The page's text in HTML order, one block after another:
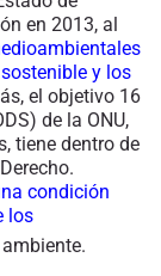
en 2013, al
y los
el objetivo 16
de la ONU,
tiene dentro de
condición
los